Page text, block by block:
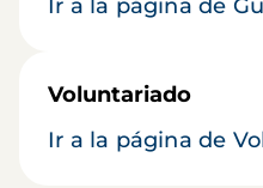
Ir a la página de
Voluntariado
Ir a la página de